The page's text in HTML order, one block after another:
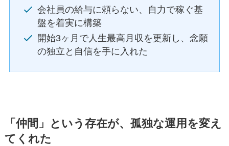
会社員の給与に頼らない、自力で稼ぐ基
盤を着実に構築
開始3ヶ月で人生最高月収を更新し、念願
の独立と自信を手に入れた
「仲間」という存在が、孤独な運用を変え
てくれた